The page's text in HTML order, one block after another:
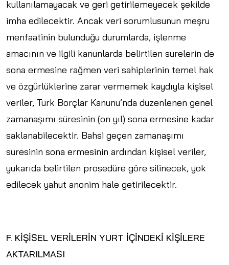
kullanılamayacak ve geri getirilemeyecek şekilde
imha edilecektir. Ancak veri sorumlusunun meşru
menfaatinin bulunduğu durumlarda, işlenme
amacının ve ilgili kanunlarda belirtilen sürelerin de
sona ermesine rağmen veri sahiplerinin temel hak
ve özgürlüklerine zarar vermemek kaydıyla kişisel
veriler, Türk Borçlar Kanunu’nda düzenlenen genel
zamanaşımı süresinin (on yıl) sona ermesine kadar
saklanabilecektir. Bahsi geçen zamanaşımı
süresinin sona ermesinin ardından kişisel veriler,
yukarıda belirtilen prosedüre göre silinecek, yok
edilecek yahut anonim hale getirilecektir.
F. KİŞİSEL VERİLERİN YURT İÇİNDEKİ KİŞİLERE
AKTARILMASI